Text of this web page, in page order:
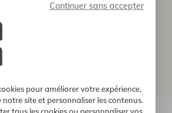
Continuer sans accepter
pour améliorer votre expérience,
site et personnaliser les contenus.
boutique
notre histoire